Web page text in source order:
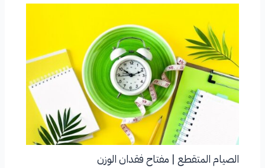
الصيام المتقطع | مفتاح فقدان الوزن